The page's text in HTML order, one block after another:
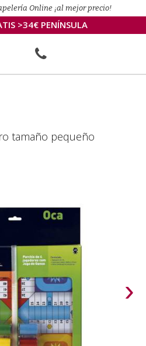
Online ¡al mejor precio!
>34€ PENÍNSULA
tamaño pequeño
›